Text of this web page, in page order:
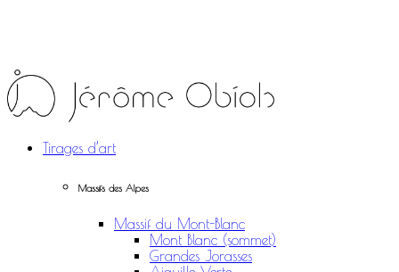
Tirages d’art
Massifs des Alpes
Massif du Mont-Blanc
Mont Blanc (sommet)
Grandes Jorasses